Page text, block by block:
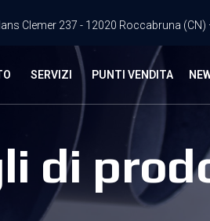
Clemer 237 - 12020 Roccabruna (CN)
SERVIZI PUNTI VENDITA
di